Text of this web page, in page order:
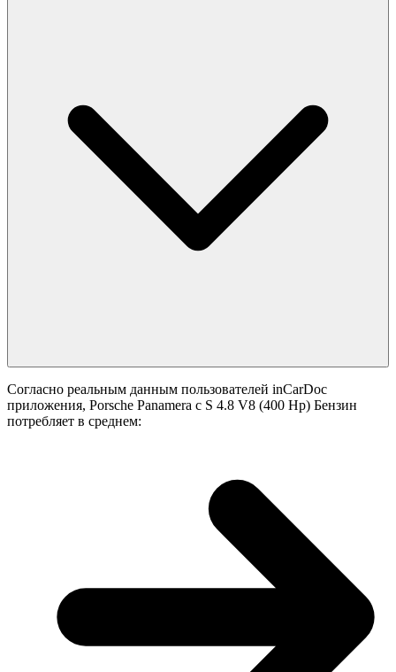
Согласно реальным данным пользователей inCarDoc
приложения, Porsche Panamera с S 4.8 V8 (400 Hp) Бензин
потребляет в среднем: